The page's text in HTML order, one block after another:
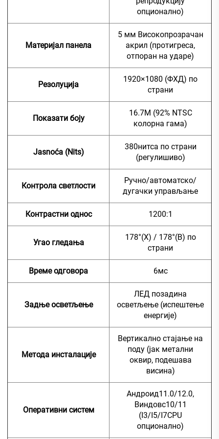
опционално)
Материјал панела
5 мм Високопрозрачан
акрил (протигреса,
отпоран на ударе)
Резолуција
1920×1080 (ФХД) по
страни
Показати боју
16.7М (92% NTSC
колорна гама)
Jasnoća (Nits)
380нитса по страни
(регулишиво)
Контрола светлости
Ручно/автоматско/
дугачки управљање
Контрастни однос 1200:1
Угао гледања
178°(Х) / 178°(В) по
страни
Време одговора 6мс
Задње осветљење
ЛЕД позадина
осветљење (испештење
енергије)
Метода инсталације
Вертикално стајање на
поду (јак метални
оквир, подешава
висина)
Оперативни систем
Андроид11.0/12.0,
Виндовс10/11
(I3/I5/I7CPU
опционално)